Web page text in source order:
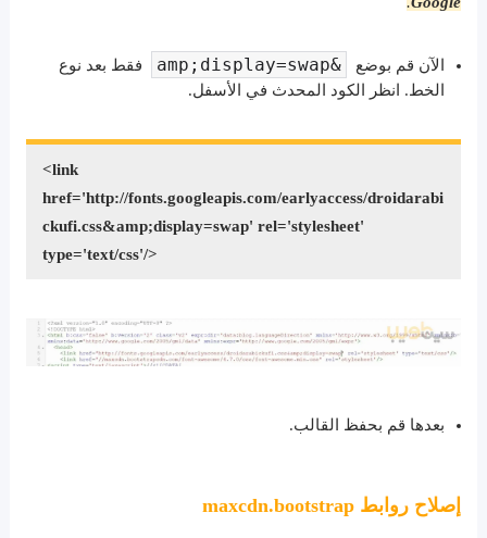
الآن قم بوضع &amp;display=swap
فقط بعد نوع
الخط. انظر الكود المحدث في الأسفل.
<link
href='http://fonts.googleapis.com/earlyaccess/droidarabi
ckufi.css&amp;display=swap' rel='stylesheet'
type='text/css'/>
بعدها قم بحفظ القالب.
إصلاح روابط maxcdn.bootstrap